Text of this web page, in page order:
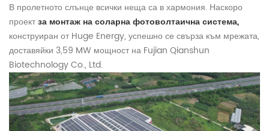
В пролетното слънце всички неща са в хармония. Наскоро
проектза монтаж на соларна фотоволтаична система,
конструиран от Huge Energy, успешно се свърза към мрежата,
доставяйки 3,59 MW мощност на Fujian Qianshun
Biotechnology Co., Ltd.